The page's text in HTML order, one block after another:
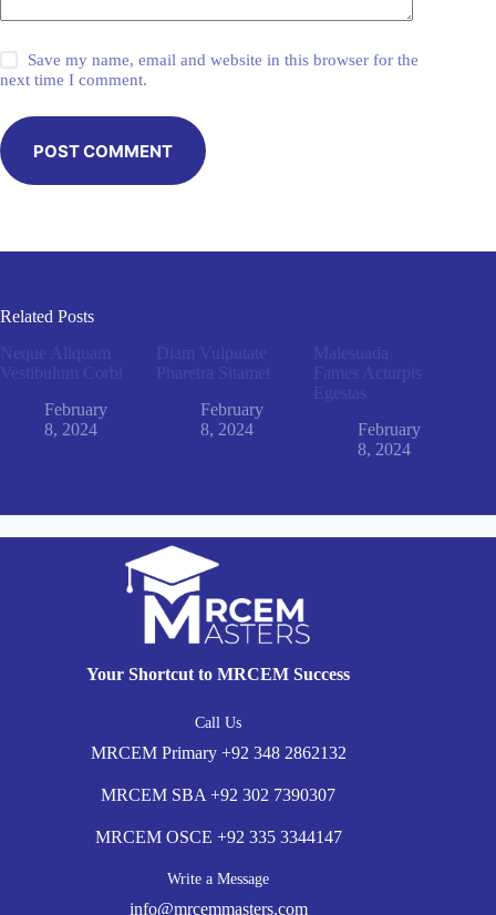
Save my name, email and website in this browser for the
next time I comment.
POST COMMENT
Related Posts
February
8, 2024
February
8, 2024
February
8, 2024
Your Shortcut to MRCEM Success
Call Us
MRCEM Primary +92 348 2862132
MRCEM SBA+92 302 7390307
MRCEM OSCE +92 335 3344147
Write a Message
info@mrcemmasters.com